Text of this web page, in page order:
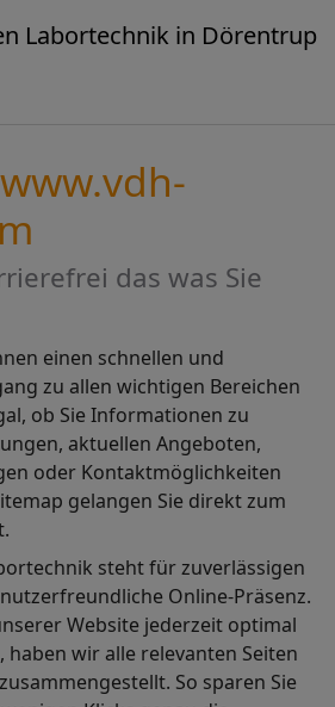
das was Sie
einen schnellen und
zu allen wichtigen Bereichen
ob Sie Informationen zu
aktuellen Angeboten,
oder Kontaktmöglichkeiten
gelangen Sie direkt zum
steht für zuverlässigen
Online-Präsenz.
Website jederzeit optimal
wir alle relevanten Seiten
So sparen Sie